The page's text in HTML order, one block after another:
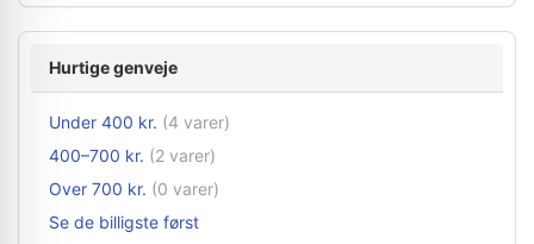
Hurtige genveje
Under 400 kr. (4 varer)
400–700 kr. (2 varer)
Over 700 kr. (0 varer)
Se de billigste først